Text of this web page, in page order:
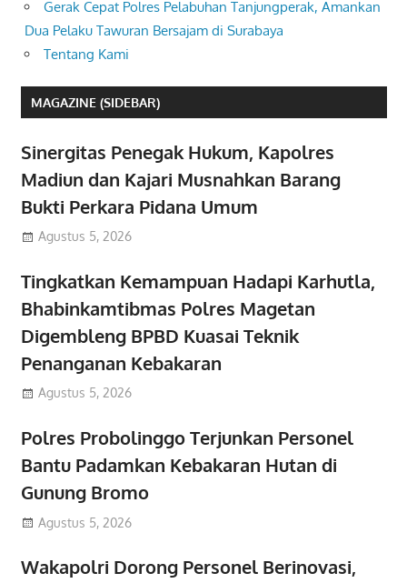
Gerak Cepat Polres Pelabuhan Tanjungperak, Amankan
Dua Pelaku Tawuran Bersajam di Surabaya
Tentang Kami
MAGAZINE (SIDEBAR)
Sinergitas Penegak Hukum, Kapolres
Madiun dan Kajari Musnahkan Barang
Bukti Perkara Pidana Umum
Agustus 5, 2026
Tingkatkan Kemampuan Hadapi Karhutla,
Bhabinkamtibmas Polres Magetan
Digembleng BPBD Kuasai Teknik
Penanganan Kebakaran
Agustus 5, 2026
Polres Probolinggo Terjunkan Personel
Bantu Padamkan Kebakaran Hutan di
Gunung Bromo
Agustus 5, 2026
Wakapolri Dorong Personel Berinovasi,